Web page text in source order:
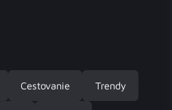
Cestovanie Trendy